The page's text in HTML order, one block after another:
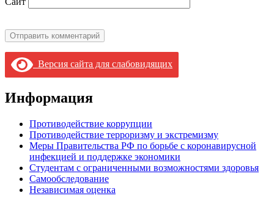
Версия сайта для слабовидящих
Информация
Противодействие коррупции
Противодействие терроризму и экстремизму
Меры Правительства РФ по борьбе с коронавирусной
инфекцией и поддержке экономики
Студентам с ограниченными возможностями здоровья
Самообследование
Независимая оценка